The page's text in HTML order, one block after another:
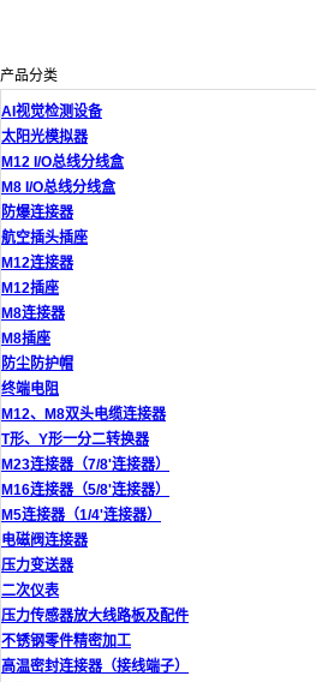
产品分类
AI视觉检测设备
太阳光模拟器
M12 I/O总线分线盒
M8 I/O总线分线盒
防爆连接器
航空插头插座
M12连接器
M12插座
M8连接器
M8插座
防尘防护帽
终端电阻
M12、M8双头电缆连接器
T形、Y形一分二转换器
M23连接器（7/8'连接器）
M16连接器（5/8'连接器）
M5连接器（1/4'连接器）
电磁阀连接器
压力变送器
二次仪表
压力传感器放大线路板及配件
不锈钢零件精密加工
高温密封连接器（接线端子）